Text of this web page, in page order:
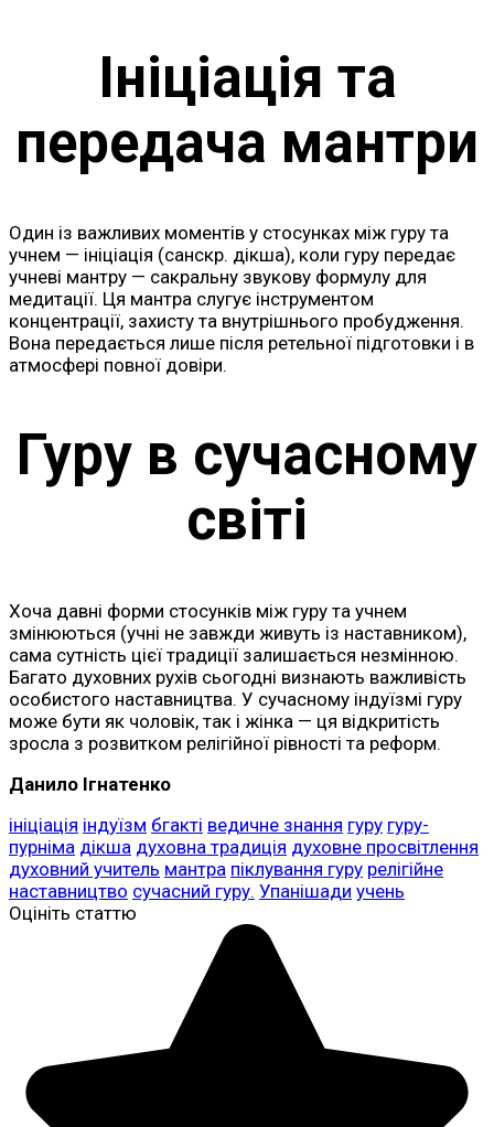
Ініціація та
передача мантри
Один із важливих моментів у стосунках між гуру та
учнем — ініціація (санскр. дікша), коли гуру передає
учневі мантру — сакральну звукову формулу для
медитації. Ця мантра слугує інструментом
концентрації, захисту та внутрішнього пробудження.
Вона передається лише після ретельної підготовки і в
атмосфері повної довіри.
Гуру в сучасному
світі
Хоча давні форми стосунків між гуру та учнем
змінюються (учні не завжди живуть із наставником),
сама сутність цієї традиції залишається незмінною.
Багато духовних рухів сьогодні визнають важливість
особистого наставництва. У сучасному індуїзмі гуру
може бути як чоловік, так і жінка — ця відкритість
зросла з розвитком релігійної рівності та реформ.
Данило Ігнатенко
ініціація індуїзм бгакті ведичне знання гуру гуру-
пурніма дікша духовна традиція духовне просвітлення
духовний учитель мантра піклування гуру релігійне
наставництво сучасний гуру. Упанішади учень
Оцініть статтю